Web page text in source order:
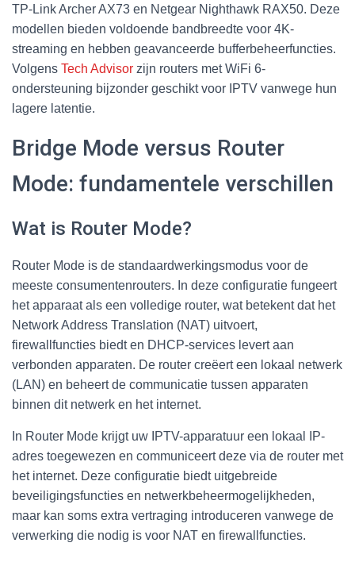
TP-Link Archer AX73 en Netgear Nighthawk RAX50. Deze
modellen bieden voldoende bandbreedte voor 4K-
streaming en hebben geavanceerde bufferbeheerfuncties.
Volgens Tech Advisor zijn routers met WiFi 6-
ondersteuning bijzonder geschikt voor IPTV vanwege hun
lagere latentie.
Bridge Mode versus Router
Mode: fundamentele verschillen
Wat is Router Mode?
Router Mode is de standaardwerkingsmodus voor de
meeste consumentenrouters. In deze configuratie fungeert
het apparaat als een volledige router, wat betekent dat het
Network Address Translation (NAT) uitvoert,
firewallfuncties biedt en DHCP-services levert aan
verbonden apparaten. De router creëert een lokaal netwerk
(LAN) en beheert de communicatie tussen apparaten
binnen dit netwerk en het internet.
In Router Mode krijgt uw IPTV-apparatuur een lokaal IP-
adres toegewezen en communiceert deze via de router met
het internet. Deze configuratie biedt uitgebreide
beveiligingsfuncties en netwerkbeheermogelijkheden,
maar kan soms extra vertraging introduceren vanwege de
verwerking die nodig is voor NAT en firewallfuncties.